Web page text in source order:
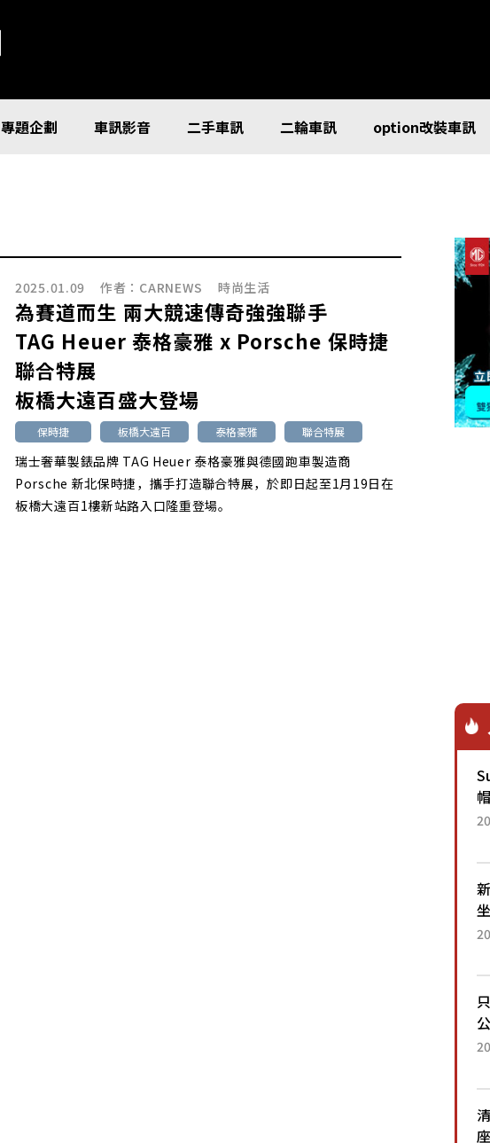
專題企劃 車訊影音 二手車訊 二輪車訊 option改裝車訊
2025.01.09 作者： CARNEWS 時尚生活
為賽道而生 兩大競速傳奇強強聯手
TAG Heuer 泰格豪雅 x Porsche 保時捷
聯合特展
板橋大遠百盛大登場
保時捷 板橋大遠百 泰格豪雅 聯合特展
瑞士奢華製錶品牌 TAG Heuer 泰格豪雅與德國跑車製造商
Porsche 新北保時捷，攜手打造聯合特展，於即日起至1月19日在
板橋大遠百1樓新站路入口隆重登場。